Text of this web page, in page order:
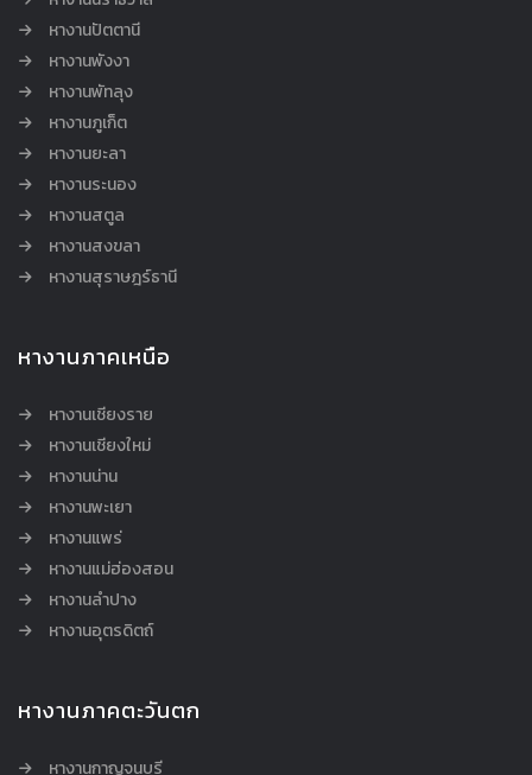
หางานปัตตานี
หางานพังงา
หางานพัทลุง
หางานภูเก็ต
หางานยะลา
หางานระนอง
หางานสตูล
หางานสงขลา
หางานสุราษฎร์ธานี
หางานภาคเหนือ
หางานเชียงราย
หางานเชียงใหม่
หางานน่าน
หางานพะเยา
หางานแพร่
หางานแม่ฮ่องสอน
หางานลำปาง
หางานอุตรดิตถ์
หางานภาคตะวันตก
หางานกาญจนบุรี